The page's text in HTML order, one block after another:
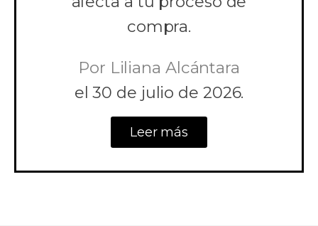
compra.
Por Liliana Alcántara
el 30 de julio de 2026.
Leer más